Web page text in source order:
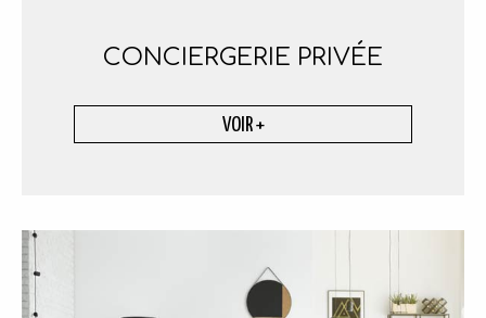
CONCIERGERIE PRIVÉE
VOIR +